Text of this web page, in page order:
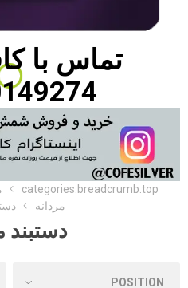
تماس با
categories.breadcrumb.top
مردانه
دستبند